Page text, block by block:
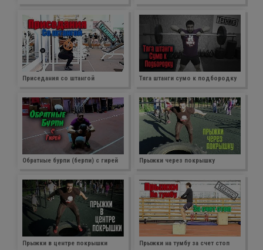
Приседания со штангой Тяга штанги сумо к подбородку
Обратные бурпи (берпи) с гирей Прыжки через покрышку
Прыжки в центре покрышки Прыжки на тумбу за счет стоп